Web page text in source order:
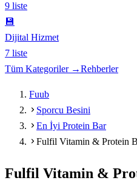
9 liste
💾
Dijital Hizmet
7 liste
Tüm Kategoriler →Rehberler
Fuub
Sporcu Besini
En İyi Protein Bar
Fulfil Vitamin & Protein
Fulfil Vitamin &